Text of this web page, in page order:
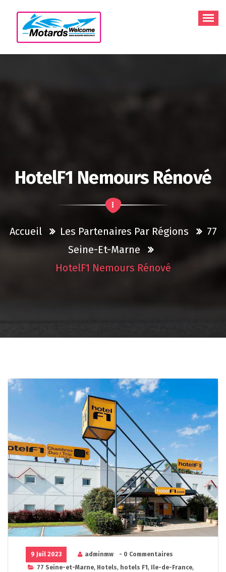
contenu
HotelF1 Nemours Rénové
Accueil Les Partenaires Par Régions
77
Seine-Et-Marne
HotelF1 Nemours Rénové
9 Juil 2023 adminmw
- 0 Commentaires
77 Seine-et-Marne, Hotels, hotels F1 , Ile-de-France,